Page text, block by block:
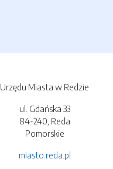
Urzędu Miasta w Redzie
ul. Gdańska 33
84-240, Reda
Pomorskie
miasto.reda.pl